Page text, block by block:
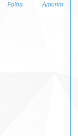
Folha
Amorim